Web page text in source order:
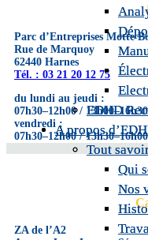
EDHD
A propos
Tout
Qui
Nos
EDHD
A propos
Tout
Qui
Nos
Parc d’Entreprises Motte
Rue de Marquoy
62440 Harnes
Tél. : 03 21 20 12 75
du lundi au jeudi :
07h30–12h00 / 13h00–16h30
vendredi :
07h30–12h00 / 13h30–16h00
ZA de l’A2